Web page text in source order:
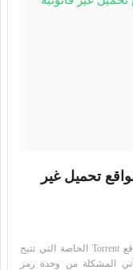
أمنية ضخمة تم رصدها في 3 مواقع تحميل غير
يقال إن مدونة TorrentFreak قد رصدت عيبًا في مواقع Torrent الخاصة التي تتيح
المشكلة من وحدة رمز